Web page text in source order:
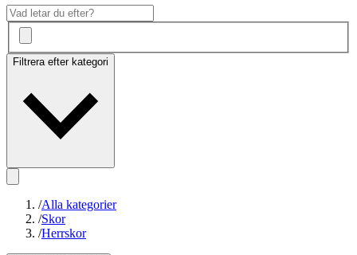
Filtrera efter kategori
/Alla kategorier
/Skor
/Herrskor